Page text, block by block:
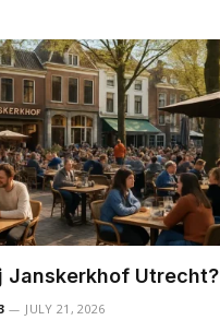
Janskerkhof Utrecht?
JULY 21, 2026